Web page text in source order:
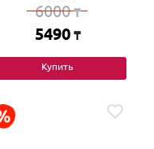
6000₸
5490 ₸
Купить